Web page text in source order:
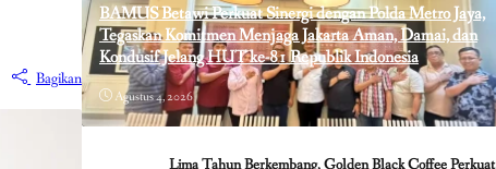
Bagikan
BAMUS Betawi Perkuat Sinergi dengan Polda Metro Jaya,
Tegaskan Komitmen Menjaga Jakarta Aman, Damai, dan
Kondusif Jelang HUT ke-81 Republik Indonesia
Agustus 4, 2026
Lima Tahun Berkembang, Golden Black Coffee Perkuat